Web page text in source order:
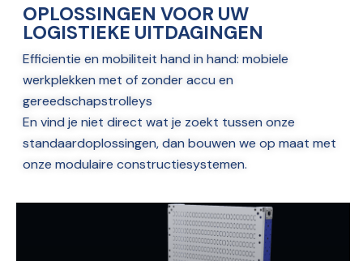
OPLOSSINGEN VOOR UW
LOGISTIEKE UITDAGINGEN
Efficientie en mobiliteit hand in hand: mobiele
werkplekken met of zonder accu en
gereedschapstrolleys
En vind je niet direct wat je zoekt tussen onze
standaardoplossingen, dan bouwen we op maat met
onze modulaire constructiesystemen.